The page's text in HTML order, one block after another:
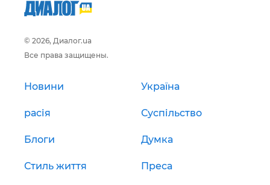
© 2026, Диалог.ua
Все права защищены.
Новини Україна
расія Суспільство
Блоги Думка
Стиль життя Преса